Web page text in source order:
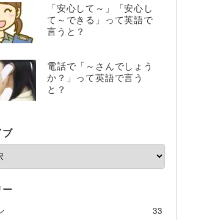
「安心して～」「安心し
て～できる」って英語で
言うと？
電話で「～さんでしょう
か？」って英語で言う
と？
ブ
ー
33